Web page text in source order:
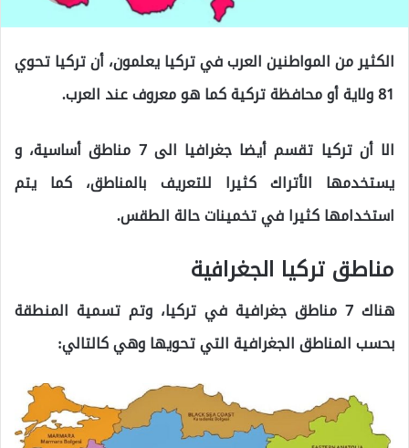
الكثير من المواطنين العرب في تركيا يعلمون، أن تركيا تحوي
81 ولاية أو محافظة تركية كما هو معروف عند العرب.
الا أن تركيا تقسم أيضا جغرافيا الى 7 مناطق أساسية، و
يستخدمها الأتراك كثيرا للتعريف بالمناطق، كما يتم
استخدامها كثيرا في تخمينات حالة الطقس.
مناطق تركيا الجغرافية
هناك 7 مناطق جغرافية في تركيا، وتم تسمية المنطقة
بحسب المناطق الجغرافية التي تحويها وهي كالتالي: